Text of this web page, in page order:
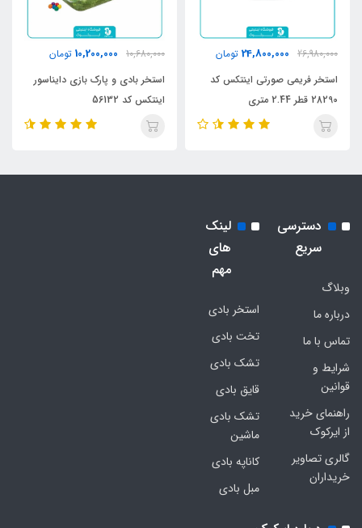
26,980,000
24,800,000 تومان
استخر فریمی صورتی اینتکس کد
28290 قطر 2.44 متری
10,680,000
10,200,000 تومان
استخر بادی و پارک بازی دایناسور
اینتکس کد 56132
دسترسی
سریع
وبلاگ
درباره ما
تماس با ما
شرایط و
قوانین
راهنمای خرید
از ایرکوک
گالری تصاویر
خریداران
لینک
های
مهم
استخر بادی
تخت بادی
تشک بادی
قایق بادی
تشک بادی
ماشین
کاناپه بادی
مبل بادی